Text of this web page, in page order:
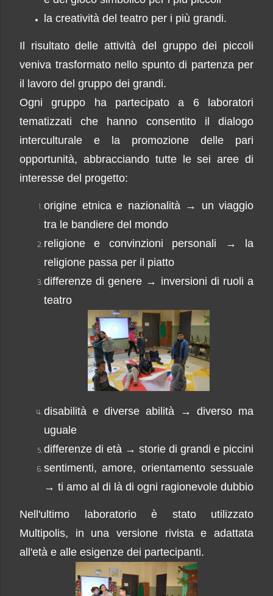
la creatività del teatro per i più grandi.
Il risultato delle attività del gruppo dei piccoli
veniva trasformato nello spunto di partenza per
il lavoro del gruppo dei grandi.
Ogni gruppo ha partecipato a 6 laboratori
tematizzati che hanno consentito il dialogo
interculturale e la promozione delle pari
opportunità, abbracciando tutte le sei aree di
interesse del progetto:
origine etnica e nazionalità → un viaggio
tra le bandiere del mondo
religione e convinzioni personali → la
religione passa per il piatto
differenze di genere → inversioni di ruoli a
teatro
disabilità e diverse abilità → diverso ma
uguale
differenze di età → storie di grandi e piccini
sentimenti, amore, orientamento sessuale
→ ti amo al di là di ogni ragionevole dubbio
Nell'ultimo laboratorio è stato utilizzato
Multipolis, in una versione rivista e adattata
all'età e alle esigenze dei partecipanti.